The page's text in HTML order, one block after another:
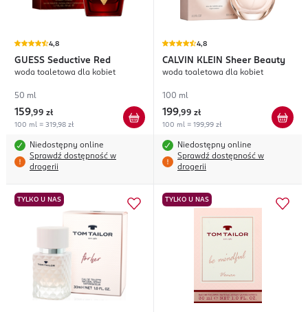
4,8
GUESS Seductive Red
woda toaletowa dla kobiet
50 ml
159,99 zł
100 ml = 319,98 zł
Niedostępny online
Sprawdź dostępność w
drogerii
4,8
CALVIN KLEIN Sheer Beauty
woda toaletowa dla kobiet
100 ml
199,99 zł
100 ml = 199,99 zł
Niedostępny online
Sprawdź dostępność w
drogerii
TYLKO U NAS TYLKO U NAS